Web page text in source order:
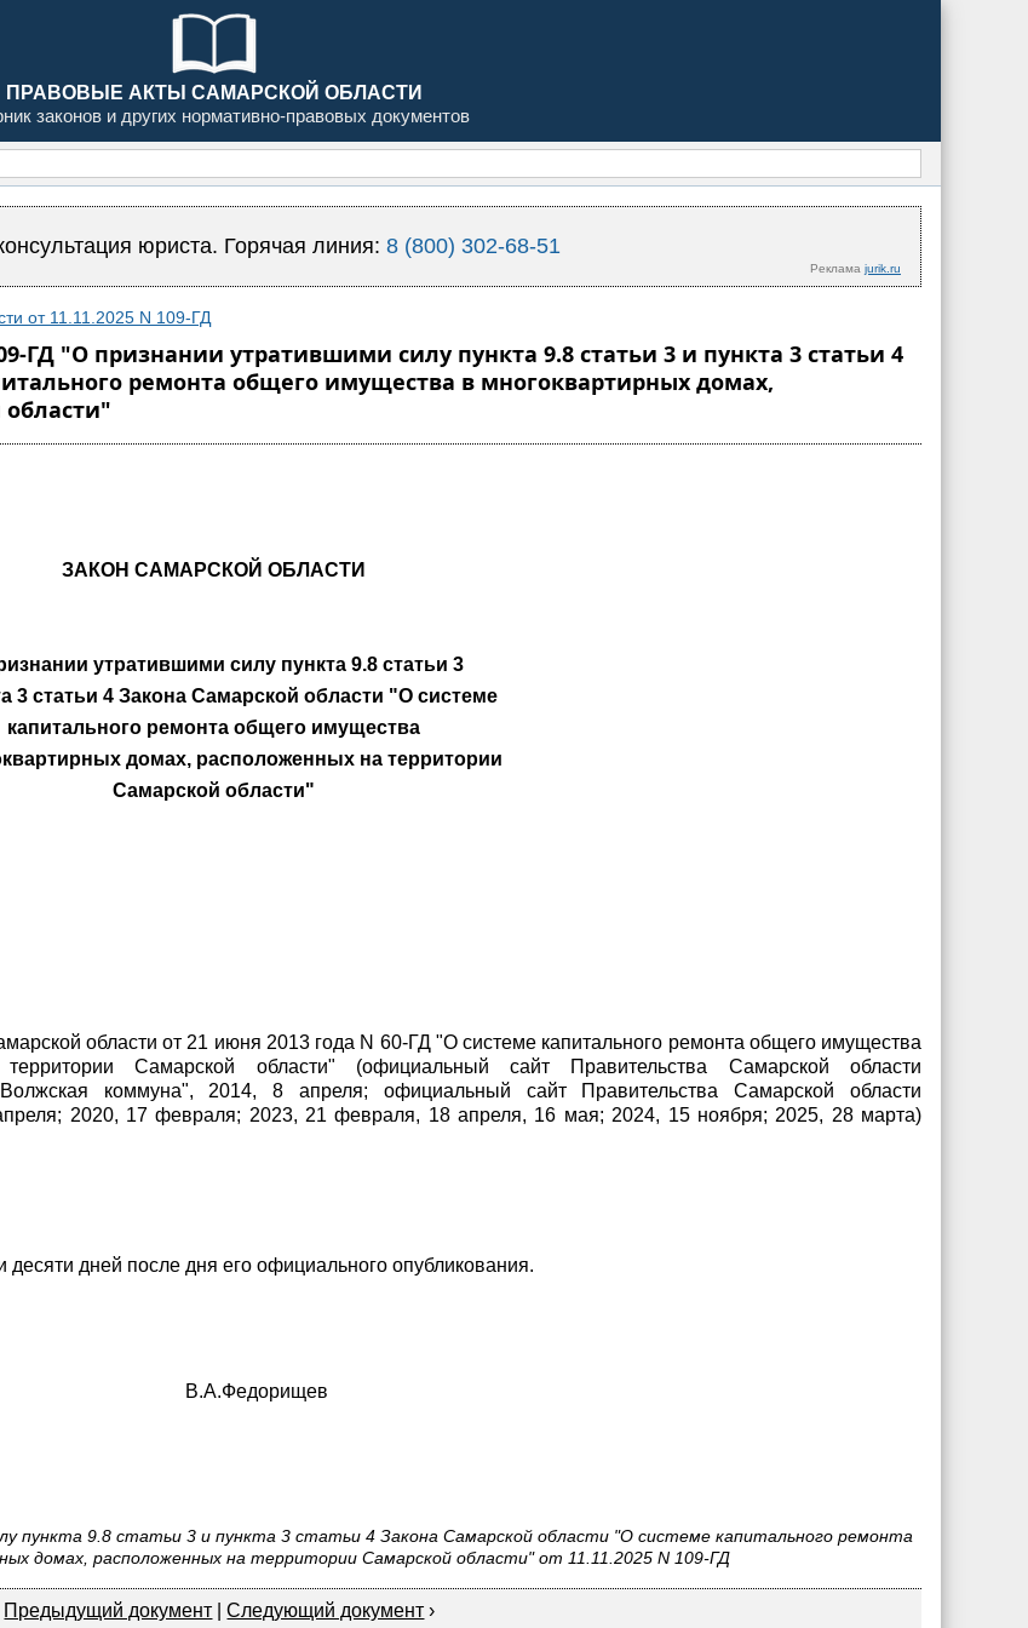
ПРАВОВЫЕ АКТЫ САМАРСКОЙ ОБЛАСТИ
законов и других нормативно-правовых документов
юриста. Горячая линия: 8 (800) 302-68-51
Реклама jurik.ru
от 11.11.2025 N 109-ГД
ГД "О признании утратившими силу пункта 9.8 статьи 3 и пункта 3 статьи 4
ремонта общего имущества в многоквартирных домах,
ЗАКОН САМАРСКОЙ ОБЛАСТИ
утратившими силу пункта 9.8 статьи 3
3 статьи 4 Закона Самарской области "О системе
капитального ремонта общего имущества
домах, расположенных на территории
Самарской области"
области от 21 июня 2013 года N 60-ГД "О системе капитального ремонта общего имущества
Самарской области" (официальный сайт Правительства Самарской области
коммуна", 2014, 8 апреля; официальный сайт Правительства Самарской области
2020, 17 февраля; 2023, 21 февраля, 18 апреля, 16 мая; 2024, 15 ноября; 2025, 28 марта)
десяти дней после дня его официального опубликования.
В.А.Федорищев
пункта 9.8 статьи 3 и пункта 3 статьи 4 Закона Самарской области "О системе капитального ремонта
домах, расположенных на территории Самарской области" от 11.11.2025 N 109-ГД
Предыдущий документ |Следующий документ ›